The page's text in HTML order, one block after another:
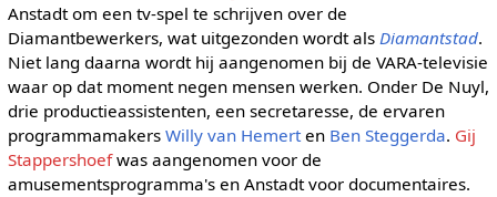
Anstadt om een tv-spel te schrijven over de
Diamantbewerkers, wat uitgezonden wordt als Diamantstad.
Niet lang daarna wordt hij aangenomen bij de VARA-televisie
waar op dat moment negen mensen werken. Onder De Nuyl,
drie productieassistenten, een secretaresse, de ervaren
programmamakers Willy van Hemerten Ben Steggerda. Gij
Stappershoefwas aangenomen voor de
amusementsprogramma's en Anstadt voor documentaires.